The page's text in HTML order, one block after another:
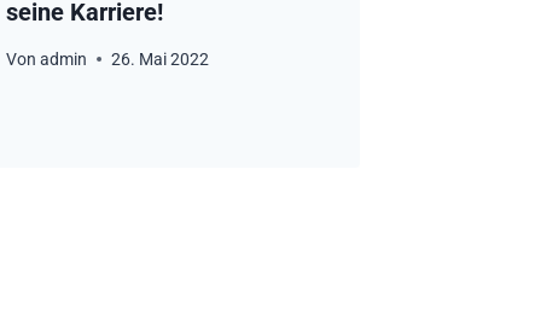
seine Karriere!
Von admin 26. Mai 2022